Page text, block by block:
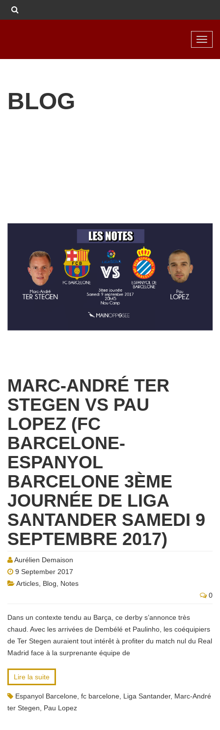
BLOG
MARC-ANDRÉ TER
STEGEN VS PAU
LOPEZ (FC
BARCELONE-
ESPANYOL
BARCELONE 3ÈME
JOURNÉE DE LIGA
SANTANDER SAMEDI 9
SEPTEMBRE 2017)
Aurélien Demaison
9 September 2017
Articles Blog
Notes
0
Dans un contexte tendu au Barça, ce derby s’annonce très
chaud. Avec les arrivées de Dembélé et Paulinho, les coéquipiers
de Ter Stegen auraient tout intérêt à profiter du match nul du Real
Madrid face à la surprenante équipe de
Lire la suite
Espanyol Barcelone fc barcelone Liga Santander, Marc-André
ter Stegen
Pau Lopez